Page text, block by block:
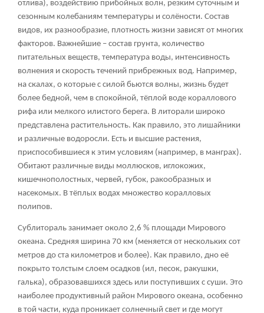
отлива), воздействию прибойных волн, резким суточным и
сезонным колебаниям температуры и солёности. Состав
видов, их разнообразие, плотность жизни зависят от многих
факторов. Важнейшие – состав грунта, количество
питательных веществ, температура воды, интенсивность
волнения и скорость течений прибрежных вод. Например,
на скалах, о которые с силой бьются волны, жизнь будет
более бедной, чем в спокойной, тёплой воде кораллового
рифа или мелкого илистого берега. В литорали широко
представлена растительность. Как правило, это лишайники
и различные водоросли. Есть и высшие растения,
приспособившиеся к этим условиям (например, в манграх).
Обитают различные виды моллюсков, иглокожих,
кишечнополостных, червей, губок, ракообразных и
насекомых. В тёплых водах множество коралловых
полипов.
Сублитораль занимает около 2,6 % площади Мирового
океана. Средняя ширина 70 км (меняется от нескольких сот
метров до ста километров и более). Как правило, дно её
покрыто толстым слоем осадков (ил, песок, ракушки,
галька), образовавшихся здесь или поступивших с суши. Это
наиболее продуктивный район Мирового океана, особенно
в той части, куда проникает солнечный свет и где могут